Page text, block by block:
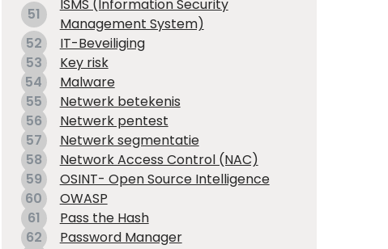
51
ISMS (Information Security
Management System)
52
IT-Beveiliging
53
Key risk
54
Malware
55
Netwerk betekenis
56
Netwerk pentest
57
Netwerk segmentatie
58
Network Access Control (NAC)
59
OSINT- Open Source Intelligence
60
OWASP
61
Pass the Hash
62
Password Manager